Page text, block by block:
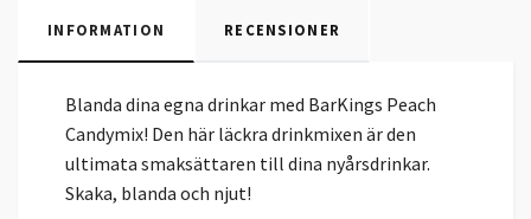
INFORMATION RECENSIONER
Blanda dina egna drinkar med BarKings Peach
Candymix! Den här läckra drinkmixen är den
ultimata smaksättaren till dina nyårsdrinkar.
Skaka, blanda och njut!